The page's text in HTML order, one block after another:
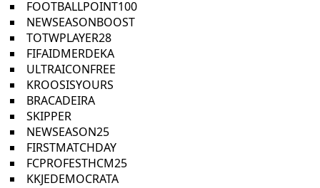
FOOTBALLPOINT100
NEWSEASONBOOST
TOTWPLAYER28
FIFAIDMERDEKA
ULTRAICONFREE
KROOSISYOURS
BRACADEIRA
SKIPPER
NEWSEASON25
FIRSTMATCHDAY
FCPROFESTHCM25
KKJEDEMOCRATA